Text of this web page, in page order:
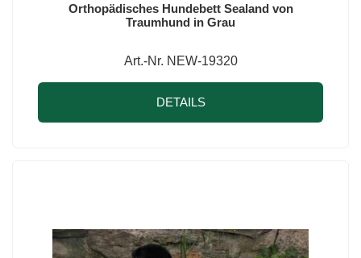
Orthopädisches Hundebett Sealand von
Traumhund in Grau
Art.-Nr. NEW-19320
DETAILS